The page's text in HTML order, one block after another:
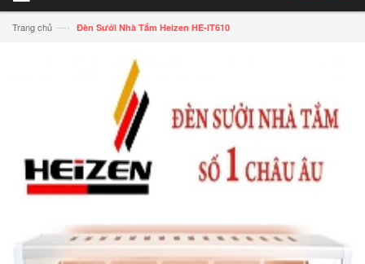
Trang chủ —› Đèn Sưởi Nhà Tắm Heizen HE-IT610